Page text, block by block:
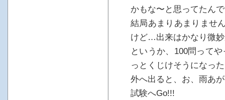
かもな〜と思ってたん
結局あまりあまりませ
けど…出来はかなり微
というか、100問って
っとくじけそうになっ
外へ出ると、お、雨あ
試験へGo!!!